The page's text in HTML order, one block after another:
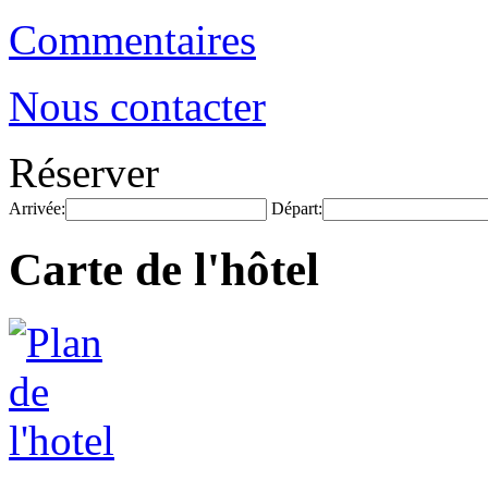
Commentaires
Nous contacter
Réserver
Arrivée: Départ:
Carte de l'hôtel